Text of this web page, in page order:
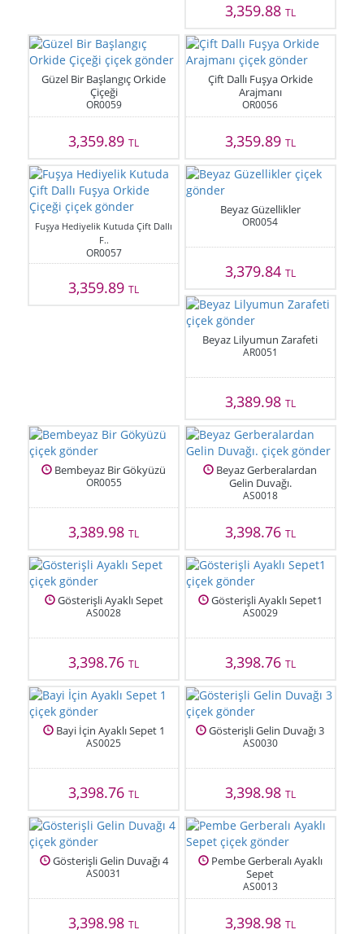
3,359.88 TL
Güzel Bir Başlangıç Orkide
Çiçeği
OR0059
3,359.89TL
Çift Dallı Fuşya Orkide
Arajmanı
OR0056
3,359.89 TL
Fuşya Hediyelik Kutuda Çift Dallı
F..
OR0057
3,359.89TL
Beyaz Güzellikler
OR0054
3,379.84 TL
Beyaz Lilyumun Zarafeti
AR0051
3,389.98 TL
Bembeyaz Bir Gökyüzü
OR0055
3,389.98TL
Beyaz Gerberalardan
Gelin Duvağı.
AS0018
3,398.76 TL
Gösterişli Ayaklı Sepet
AS0028
3,398.76TL
Gösterişli Ayaklı Sepet1
AS0029
3,398.76 TL
Bayi İçin Ayaklı Sepet 1
AS0025
3,398.76TL
Gösterişli Gelin Duvağı 3
AS0030
3,398.98 TL
Gösterişli Gelin Duvağı 4
AS0031
3,398.98TL
Pembe Gerberalı Ayaklı
Sepet
AS0013
3,398.98 TL